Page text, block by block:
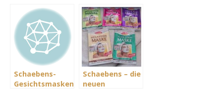
Schaebens-
Gesichtsmasken
Schaebens – die
neuen